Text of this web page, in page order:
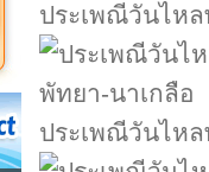
ประเพณีวันไห
ประเพณีวันไห